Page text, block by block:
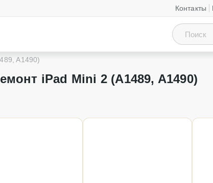
Контакты
A1490)
iPad Mini 2 (A1489, A1490)